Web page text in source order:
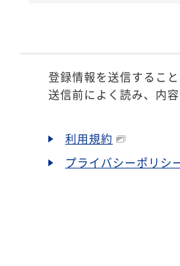
登録情報を送信するこ
送信前によく読み、内
利用規約
プライバシーポリシ